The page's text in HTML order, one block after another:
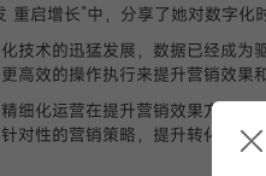
重启增长”中，分享了她对数字化
技术的迅猛发展，数据已经成
高效的操作执行来提升营销效果
细化运营在提升营销效果方面
对性的营销策略，提升转化率